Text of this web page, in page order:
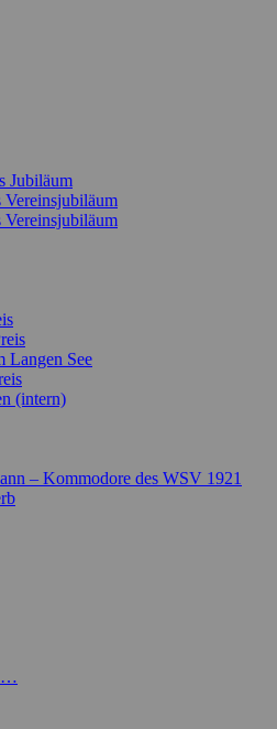
Jubiläum
Vereinsjubiläum
Vereinsjubiläum
Langen See
(intern)
– Kommodore des WSV 1921
…